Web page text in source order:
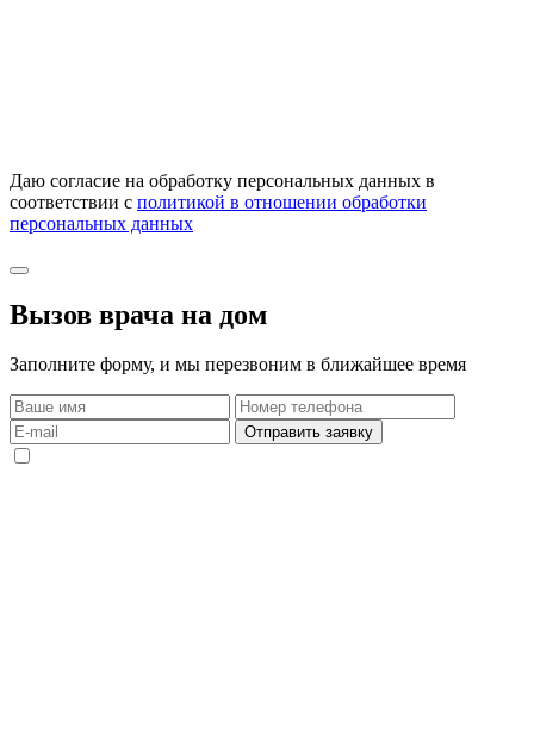
Даю согласие на обработку персональных данных в
соответствии с политикой в отношении обработки
персональных данных
Вызов врача на дом
Заполните форму, и мы перезвоним в ближайшее время